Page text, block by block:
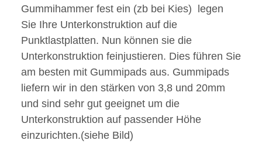
Gummihammer fest ein (zb bei Kies) legen
Sie Ihre Unterkonstruktion auf die
Punktlastplatten. Nun können sie die
Unterkonstruktion feinjustieren. Dies führen Sie
am besten mit Gummipads aus. Gummipads
liefern wir in den stärken von 3,8 und 20mm
und sind sehr gut geeignet um die
Unterkonstruktion auf passender Höhe
einzurichten.(siehe Bild)